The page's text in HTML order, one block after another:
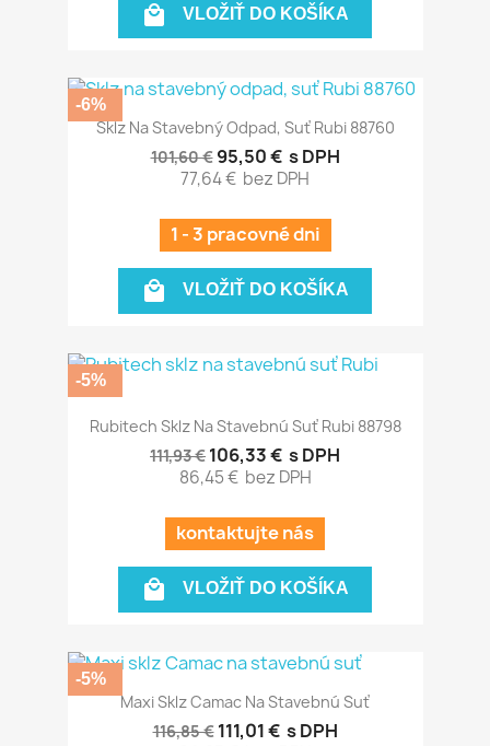
 VLOŽIŤ DO KOŠÍKA
Sklz Na Stavebný Odpad, Suť Rubi 88760
101,60 € 95,50 € s DPH
77,64 € bez DPH
1 - 3 pracovné dni
 VLOŽIŤ DO KOŠÍKA
-6%
Rubitech Sklz Na Stavebnú Suť Rubi 88798
111,93 € 106,33 € s DPH
86,45 € bez DPH
kontaktujte nás
 VLOŽIŤ DO KOŠÍKA
-5%
Maxi Sklz Camac Na Stavebnú Suť
116,85 € 111,01 € s DPH
-5%